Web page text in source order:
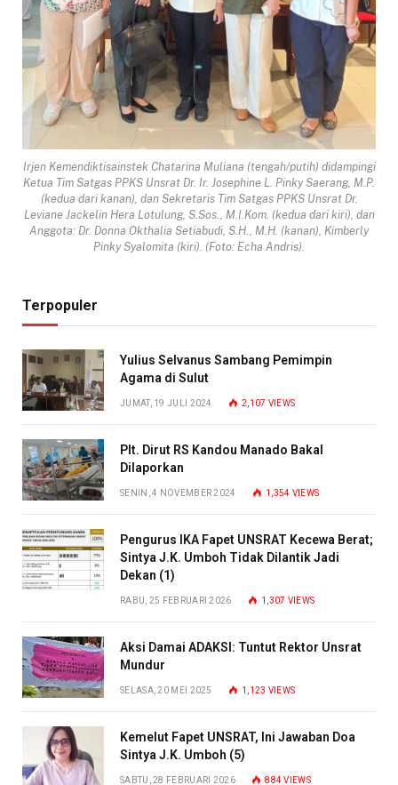
Irjen Kemendiktisainstek Chatarina Muliana (tengah/putih) didampingi
Ketua Tim Satgas PPKS Unsrat Dr. Ir. Josephine L. Pinky Saerang, M.P.
(kedua dari kanan), dan Sekretaris Tim Satgas PPKS Unsrat Dr.
Leviane Jackelin Hera Lotulung, S.Sos., M.I.Kom. (kedua dari kiri), dan
Anggota: Dr. Donna Okthalia Setiabudi, S.H., M.H. (kanan), Kimberly
Pinky Syalomita (kiri). (Foto: Echa Andris).
Terpopuler
Yulius Selvanus Sambang Pemimpin
Agama di Sulut
JUMAT, 19 JULI 2024 2,107 VIEWS
Plt. Dirut RS Kandou Manado Bakal
Dilaporkan
SENIN, 4 NOVEMBER 2024 1,354 VIEWS
Pengurus IKA Fapet UNSRAT Kecewa Berat;
Sintya J.K. Umboh Tidak Dilantik Jadi
Dekan (1)
RABU, 25 FEBRUARI 2026 1,307 VIEWS
Aksi Damai ADAKSI: Tuntut Rektor Unsrat
Mundur
SELASA, 20 MEI 2025 1,123 VIEWS
Kemelut Fapet UNSRAT, Ini Jawaban Doa
Sintya J.K. Umboh (5)
SABTU, 28 FEBRUARI 2026 884VIEWS